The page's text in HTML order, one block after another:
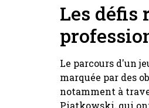
Les défis
Le parcours d'un
marquée par des
notamment à
Piatkowski, qui